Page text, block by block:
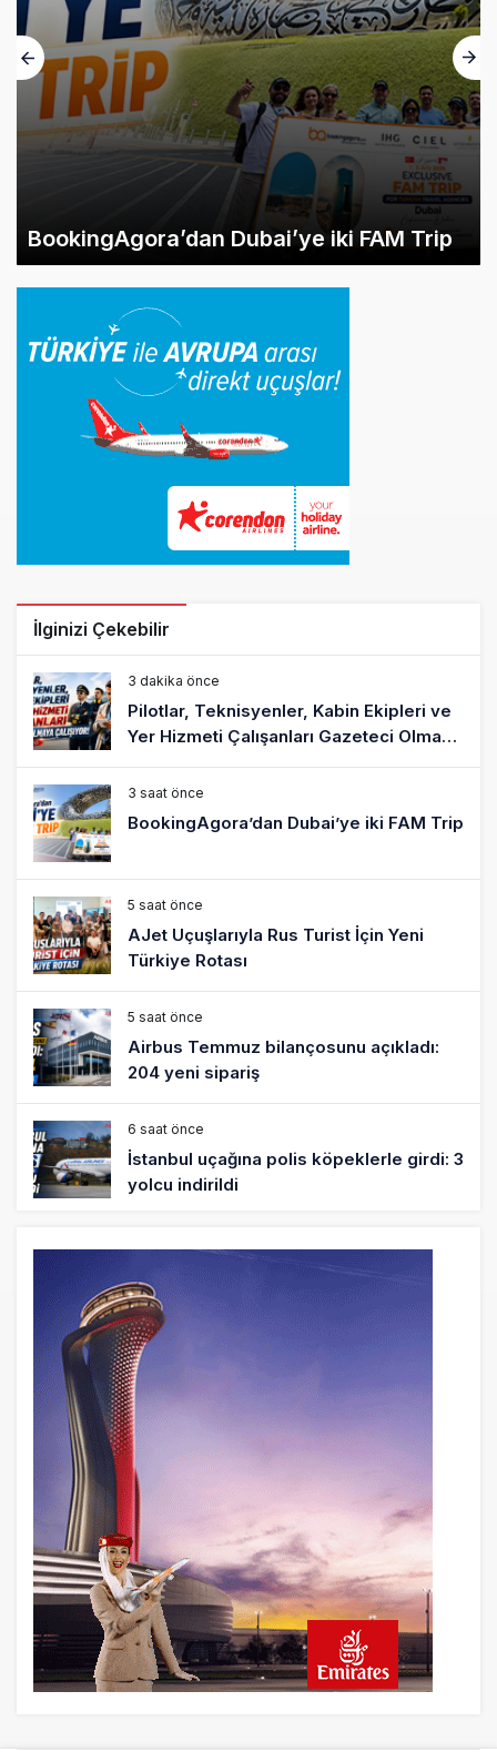
BookingAgora’dan Dubai’ye iki FAM Trip
İlginizi Çekebilir
3 dakika önce
Pilotlar, Teknisyenler, Kabin Ekipleri ve
Yer Hizmeti Çalışanları Gazeteci Olmaya
Çalışıyor!
3 saat önce
BookingAgora’dan Dubai’ye iki FAM Trip
5 saat önce
AJet Uçuşlarıyla Rus Turist İçin Yeni
Türkiye Rotası
5 saat önce
Airbus Temmuz bilançosunu açıkladı:
204 yeni sipariş
6 saat önce
İstanbul uçağına polis köpeklerle girdi: 3
yolcu indirildi
AyJet eğitim uçağı Hezarfen yakınında
kırım geçirdi
22 saat önce
Lufthansa ilk uçağını Starlink internetiyle
donattı
22 saat önce
Norwegian Uçağına Polis Müdahalesi
23 saat önce
British Airways A380 seferlerini yüzde
28 azaltıyor